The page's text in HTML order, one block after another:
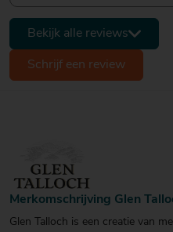
Schrijf een review
Bekijk alle reviews
Merkomschrijving Glen
Glen Talloch is een creatie van